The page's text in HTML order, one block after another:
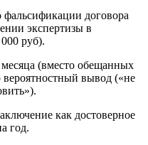
договора
экспертизы в
руб).
(вместо обещанных
вероятностный вывод («не
как достоверное
год.